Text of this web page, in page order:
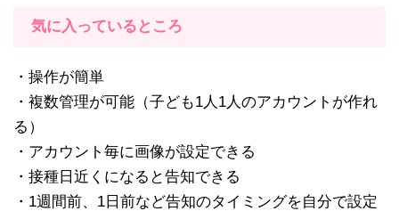
気に入っているところ
・操作が簡単
・複数管理が可能（子ども1人1人のアカウントが作れ
る）
・アカウント毎に画像が設定できる
・接種日近くになると告知できる
・1週間前、1日前など告知のタイミングを自分で設定